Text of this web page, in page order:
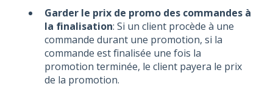
Garder le prix de promo des commandes à
la finalisation: Si un client procède à une
commande durant une promotion, si la
commande est finalisée une fois la
promotion terminée, le client payera le prix
de la promotion.